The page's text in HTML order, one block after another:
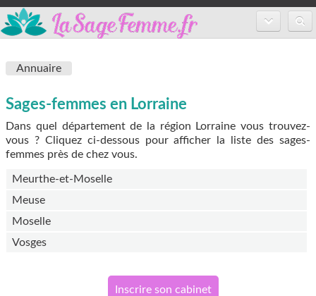
Inscription
FAQ
Annuaire
Sages-femmes en Lorraine
Dans quel département de la région Lorraine vous trouvez-
vous ? Cliquez ci-dessous pour afficher la liste des sages-
femmes près de chez vous.
Meurthe-et-Moselle
Meuse
Moselle
Vosges
Inscrire son cabinet